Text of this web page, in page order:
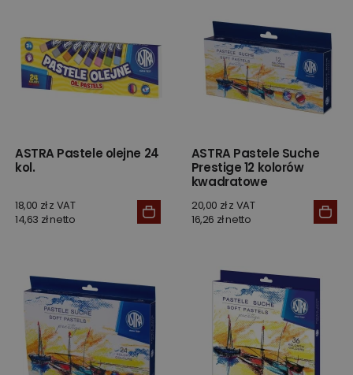
ASTRA Pastele olejne 24
kol.
18,00 zł z VAT
14,63 zł netto
ASTRA Pastele Suche
Prestige 12 kolorów
kwadratowe
20,00 zł z VAT
16,26 zł netto